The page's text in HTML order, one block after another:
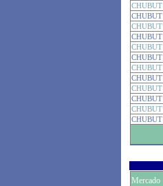
CHUBUT
CHUBUT
CHUBUT
CHUBUT
CHUBUT
CHUBUT
CHUBUT
CHUBUT
CHUBUT
CHUBUT
CHUBUT
CHUBUT
Mercado